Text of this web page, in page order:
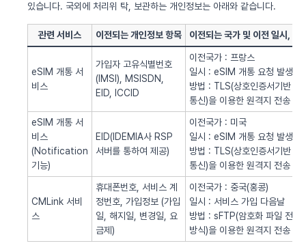
있습니다. 국외에 처리위 탁, 보관하는 개인정보는 아래와 같습니다.
관련 서비스 이전되는 개인정보 항목 이전되는 국가 및 이전 일시, 방
eSIM 개통 서
비스
가입자 고유식별번호
(IMSI), MSISDN,
EID, ICCID
이전국가 : 프랑스
일시 : eSIM 개통 요청 발생시
방법 : TLS(상호인증서기반
통신)을 이용한 원격지 전송
eSIM 개통 서
비스
(Notification
기능)
EID(IDEMIA사 RSP
서버를 통하여 제공)
이전국가 : 미국
일시 : eSIM 개통 요청 발생시
방법 : TLS(상호인증서기반
통신)을 이용한 원격지 전송
CMLink 서비
스
휴대폰번호, 서비스 계
정번호, 가입정보 (가입
일, 해지일, 변경일, 요
금제)
이전국가 : 중국(홍콩)
일시 : 서비스 가입 다음날
방법 : sFTP(암호화 파일 전송
방식)을 이용한 원격지 전송